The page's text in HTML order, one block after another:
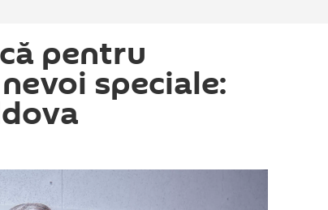
pentru
speciale: